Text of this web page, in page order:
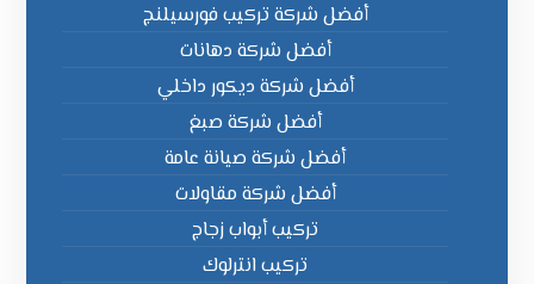
أفضل شركة تركيب فورسيلنج
أفضل شركة دهانات
أفضل شركة ديكور داخلي
أفضل شركة صبغ
أفضل شركة صيانة عامة
أفضل شركة مقاولات
تركيب أبواب زجاج
تركيب انترلوك